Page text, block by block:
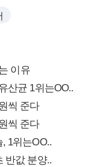
이유
산균 1위는OO..
씩 준다
씩 준다
1위는OO..
반값 분양..